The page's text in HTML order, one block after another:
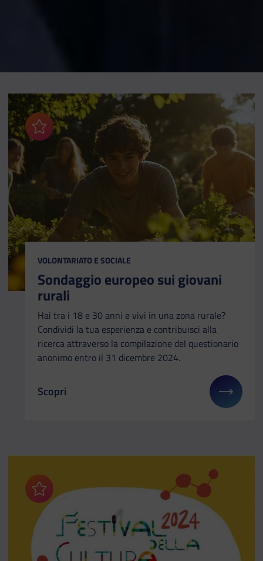
Aggiungi ai preferiti
CATEGORIA:
VOLONTARIATO E SOCIALE
Sondaggio europeo sui giovani
rurali
Hai tra i 18 e 30 anni e vivi in una zona rurale?
Condividi la tua esperienza e contribuisci alla
ricerca attraverso la compilazione del questionario
anonimo entro il 31 dicembre 2024.
Il link ti porterà ad avere maggiori dettagli su:
Scopri
Aggiungi ai preferiti